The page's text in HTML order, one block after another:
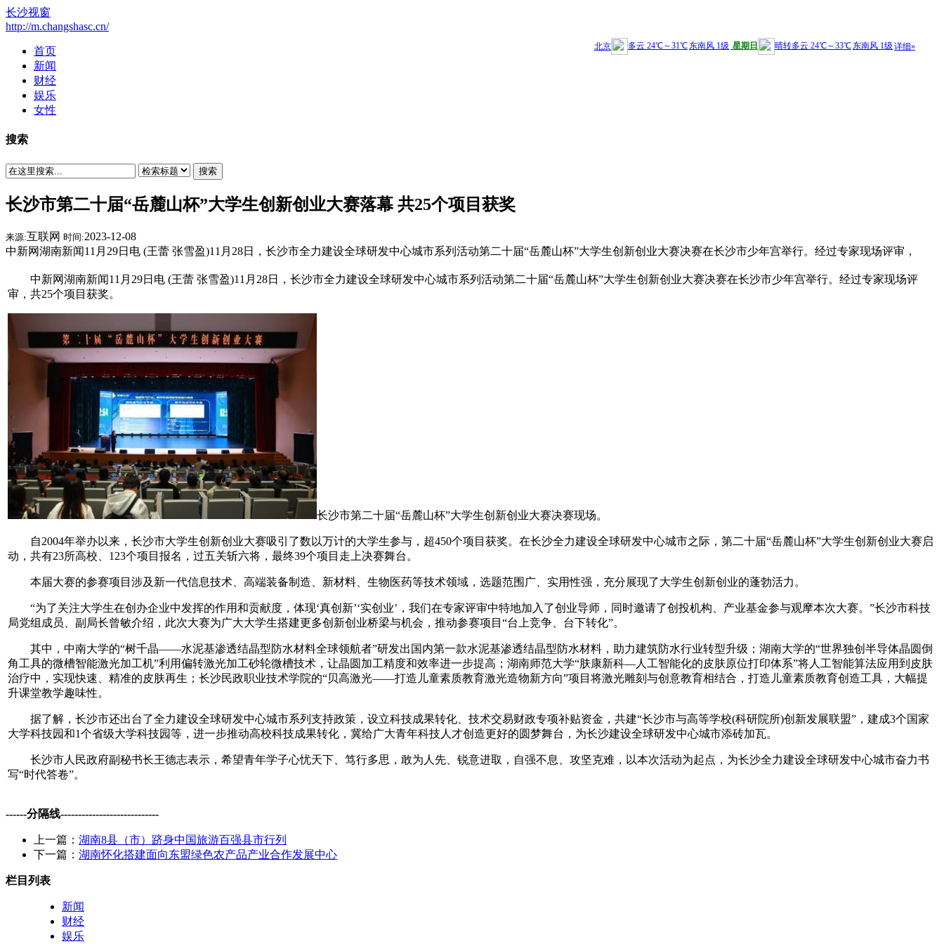
长沙视窗
http://m.changshasc.cn/
首页
新闻
财经
娱乐
女性
搜索
搜索
长沙市第二十届“岳麓山杯”大学生创新创业大赛落幕 共25个项目获奖
来源:互联网 时间:2023-12-08
中新网湖南新闻11月29日电 (王蕾 张雪盈)11月28日，长沙市全力建设全球研发中心城市系列活动第二十届“岳麓山杯”大学生创新创业大赛决赛在长沙市少年宫举行。经过专家现场评审，
中新网湖南新闻11月29日电 (王蕾 张雪盈)11月28日，长沙市全力建设全球研发中心城市系列活动第二十届“岳麓山杯”大学生创新创业大赛决赛在长沙市少年宫举行。经过专家现场评
审，共25个项目获奖。
长沙市第二十届“岳麓山杯”大学生创新创业大赛决赛现场。
自2004年举办以来，长沙市大学生创新创业大赛吸引了数以万计的大学生参与，超450个项目获奖。在长沙全力建设全球研发中心城市之际，第二十届“岳麓山杯”大学生创新创业大赛启
动，共有23所高校、123个项目报名，过五关斩六将，最终39个项目走上决赛舞台。
本届大赛的参赛项目涉及新一代信息技术、高端装备制造、新材料、生物医药等技术领域，选题范围广、实用性强，充分展现了大学生创新创业的蓬勃活力。
“为了关注大学生在创办企业中发挥的作用和贡献度，体现‘真创新’‘实创业’，我们在专家评审中特地加入了创业导师，同时邀请了创投机构、产业基金参与观摩本次大赛。”长沙市科技
局党组成员、副局长曾敏介绍，此次大赛为广大大学生搭建更多创新创业桥梁与机会，推动参赛项目“台上竞争、台下转化”。
其中，中南大学的“树千晶——水泥基渗透结晶型防水材料全球领航者”研发出国内第一款水泥基渗透结晶型防水材料，助力建筑防水行业转型升级；湖南大学的“世界独创半导体晶圆倒
角工具的微槽智能激光加工机”利用偏转激光加工砂轮微槽技术，让晶圆加工精度和效率进一步提高；湖南师范大学“肤康新科—人工智能化的皮肤原位打印体系”将人工智能算法应用到皮肤
治疗中，实现快速、精准的皮肤再生；长沙民政职业技术学院的“贝高激光——打造儿童素质教育激光造物新方向”项目将激光雕刻与创意教育相结合，打造儿童素质教育创造工具，大幅提
升课堂教学趣味性。
据了解，长沙市还出台了全力建设全球研发中心城市系列支持政策，设立科技成果转化、技术交易财政专项补贴资金，共建“长沙市与高等学校(科研院所)创新发展联盟”，建成3个国家
大学科技园和1个省级大学科技园等，进一步推动高校科技成果转化，冀给广大青年科技人才创造更好的圆梦舞台，为长沙建设全球研发中心城市添砖加瓦。
长沙市人民政府副秘书长王德志表示，希望青年学子心忧天下、笃行多思，敢为人先、锐意进取，自强不息、攻坚克难，以本次活动为起点，为长沙全力建设全球研发中心城市奋力书
写“时代答卷”。
------分隔线----------------------------
上一篇： 湖南8县（市）跻身中国旅游百强县市行列
下一篇： 湖南怀化搭建面向东盟绿色农产品产业合作发展中心
栏目列表
新闻
财经
娱乐